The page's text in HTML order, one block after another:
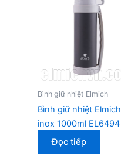
Bình giữ nhiệt Elmich
Bình giữ nhiệt Elmich
inox 1000ml EL6494
Đọc tiếp